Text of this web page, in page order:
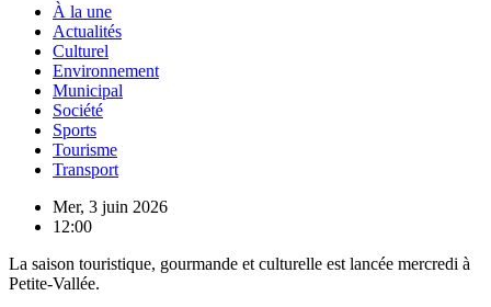
À la une
Actualités
Culturel
Environnement
Municipal
Société
Sports
Tourisme
Transport
Mer, 3 juin 2026
12:00
La saison touristique, gourmande et culturelle est lancée mercredi à
Petite-Vallée.